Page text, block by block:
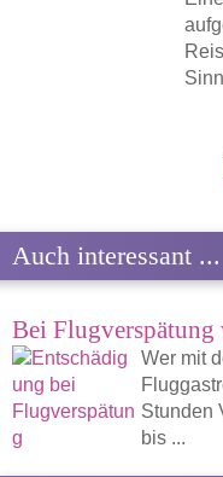
Auch interessant ...
Bei
Wer mit
Stunden
bis ...